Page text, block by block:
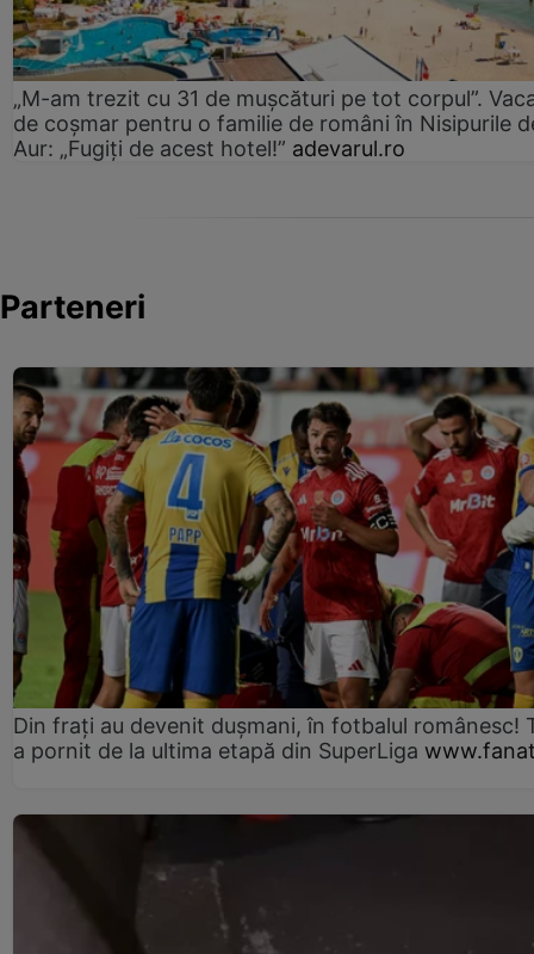
„M-am trezit cu 31 de mușcături pe tot corpul”.
de coșmar pentru o familie de români în Nisipurile
Aur: „Fugiți de acest hotel!” adevarul.ro
Parteneri
Din frați au devenit dușmani, în fotbalul românesc!
a pornit de la ultima etapă din SuperLiga